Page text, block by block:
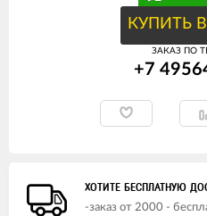
КУПИТЬ
ЗАКАЗ ПО
+7
ХОТИТЕ БЕСПЛАТНУЮ
-заказ от 2000 -